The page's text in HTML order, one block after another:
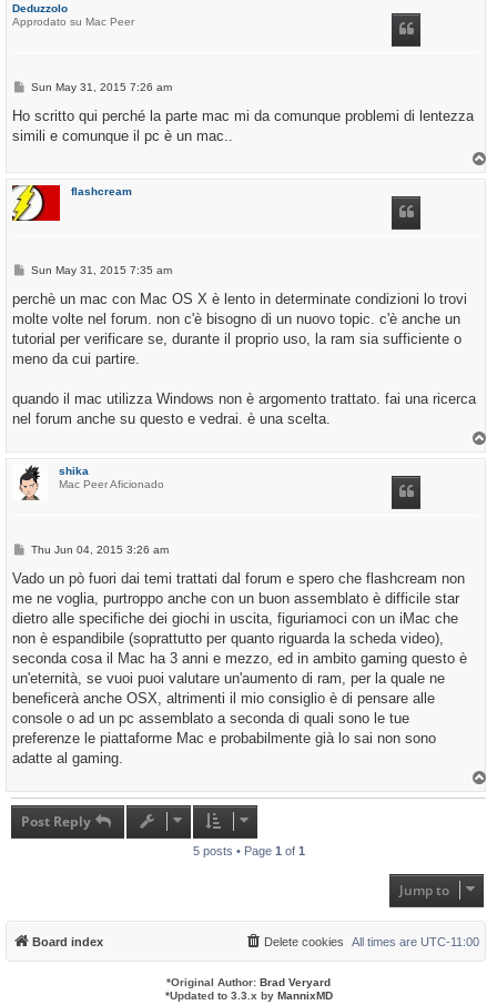
Deduzzolo
Approdato su Mac Peer
P
s
Sun May 31, 2015 7:26 am
Ho scritto qui perché la parte mac mi da comunque problemi di lentezza
simili e comunque il pc è un mac..
flashcream
P
s
Sun May 31, 2015 7:35 am
perchè un mac con Mac OS X è lento in determinate condizioni lo trovi
molte volte nel forum. non c'è bisogno di un nuovo topic. c'è anche un
tutorial per verificare se, durante il proprio uso, la ram sia sufficiente o
meno da cui partire.
quando il mac utilizza Windows non è argomento trattato. fai una ricerca
nel forum anche su questo e vedrai. è una scelta.
shika
Mac Peer Aficionado
P
s
Thu Jun 04, 2015 3:26 am
Vado un pò fuori dai temi trattati dal forum e spero che flashcream non
me ne voglia, purtroppo anche con un buon assemblato è difficile star
dietro alle specifiche dei giochi in uscita, figuriamoci con un iMac che
non è espandibile (soprattutto per quanto riguarda la scheda video),
seconda cosa il Mac ha 3 anni e mezzo, ed in ambito gaming questo è
un'eternità, se vuoi puoi valutare un'aumento di ram, per la quale ne
beneficerà anche OSX, altrimenti il mio consiglio è di pensare alle
console o ad un pc assemblato a seconda di quali sono le tue
preferenze le piattaforme Mac e probabilmente già lo sai non sono
adatte al gaming.
Post Reply
5 posts • Page 1 of 1
Jump to
Board index All times are UTC-11:00
Delete cookies
*Original Author: Brad Veryard
*Updated to 3.3.x by MannixMD